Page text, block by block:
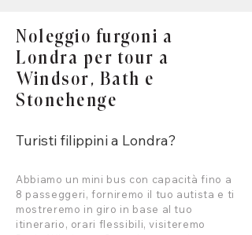
Noleggio furgoni a
Londra per tour a
Windsor, Bath e
Stonehenge
Turisti filippini a Londra?
Abbiamo un mini bus con capacità fino a
8 passeggeri, forniremo il tuo autista e ti
mostreremo in giro in base al tuo
itinerario, orari flessibili, visiteremo